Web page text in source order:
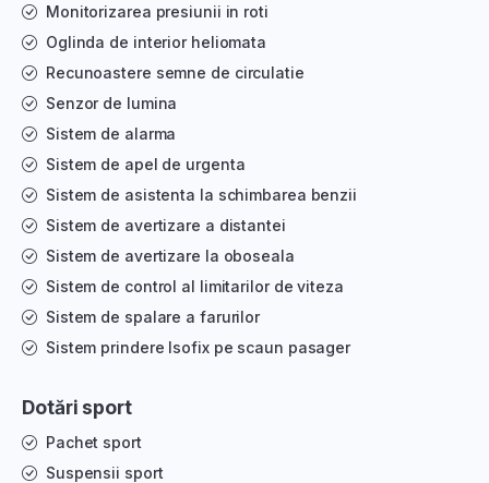
Monitorizarea presiunii in roti
Oglinda de interior heliomata
Recunoastere semne de circulatie
Senzor de lumina
Sistem de alarma
Sistem de apel de urgenta
Sistem de asistenta la schimbarea benzii
Sistem de avertizare a distantei
Sistem de avertizare la oboseala
Sistem de control al limitarilor de viteza
Sistem de spalare a farurilor
Sistem prindere Isofix pe scaun pasager
Dotări sport
Pachet sport
Suspensii sport